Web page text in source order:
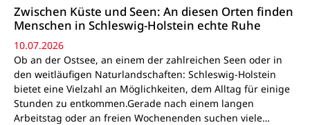
Zwischen Küste und Seen: An diesen Orten finden
Menschen in Schleswig-Holstein echte Ruhe
10.07.2026
Ob an der Ostsee, an einem der zahlreichen Seen oder in
den weitläufigen Naturlandschaften: Schleswig-Holstein
bietet eine Vielzahl an Möglichkeiten, dem Alltag für einige
Stunden zu entkommen.Gerade nach einem langen
Arbeitstag oder an freien Wochenenden suchen viele…